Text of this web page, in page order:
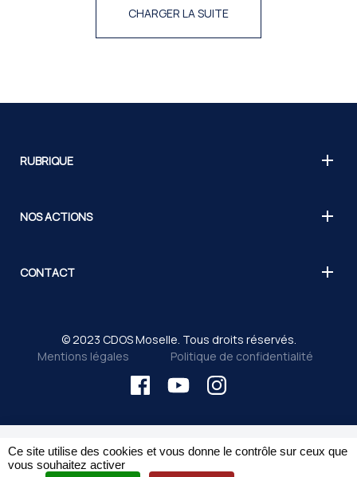
CHARGER LA SUITE
RUBRIQUE
NOS ACTIONS
CONTACT
© 2023 CDOS Moselle. Tous droits réservés.
Mentions légales
Politique de confidentialité
Ce site utilise des cookies et vous donne le contrôle sur ceux que
vous souhaitez activer